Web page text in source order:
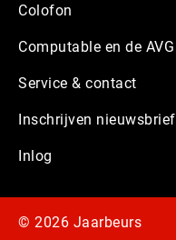
Colofon
Computable en de AVG
Service & contact
Inschrijven nieuwsbrief
Inlog
© 2026 Jaarbeurs